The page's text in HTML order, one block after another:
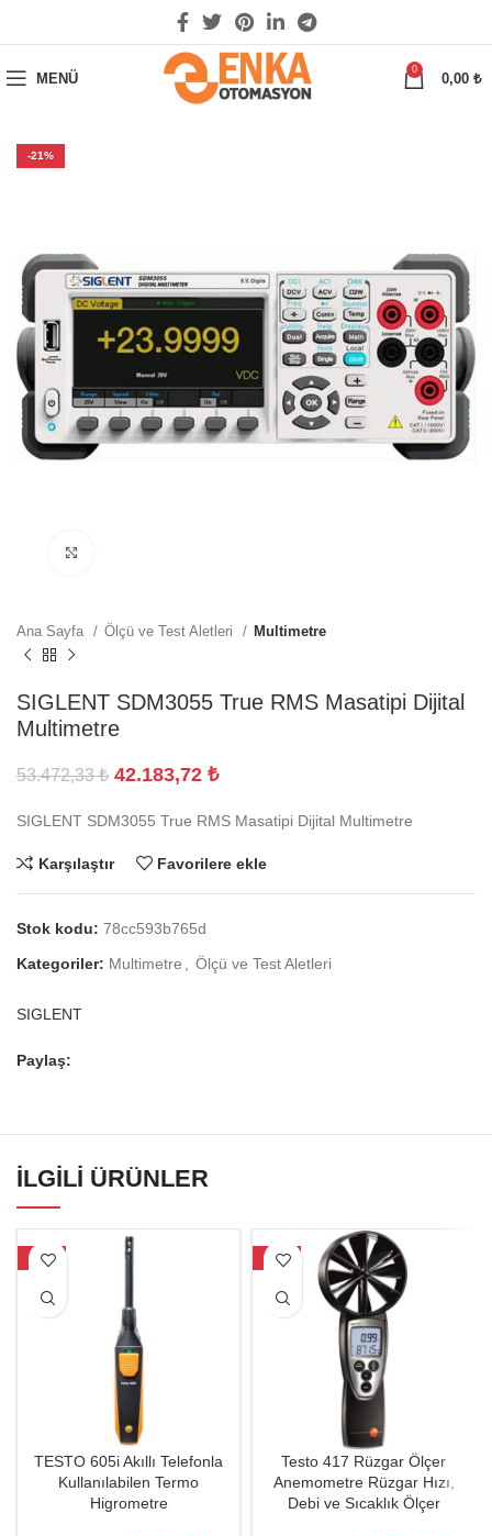
MENÜ
0
0,00 ₺
-21%
Ana Sayfa Ölçü ve Test Aletleri Multimetre
SIGLENT SDM3055 True RMS Masatipi Dijital
Multimetre
53.472,33₺ 42.183,72 ₺
SIGLENT SDM3055 True RMS Masatipi Dijital Multimetre
Karşılaştır Favorilere ekle
Stok kodu: 78cc593b765d
Kategoriler: Multimetre Ölçü ve Test Aletleri
SIGLENT
Paylaş:
İLGILI ÜRÜNLER
-23%
TESTO 605i Akıllı Telefonla
Kullanılabilen Termo
Higrometre
-35%
Testo 417 Rüzgar Ölçer
Anemometre Rüzgar Hızı,
Debi ve Sıcaklık Ölçer